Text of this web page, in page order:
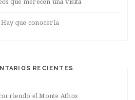
que merecen una visita
que conocerla
RECIENTES
el Monte Athos